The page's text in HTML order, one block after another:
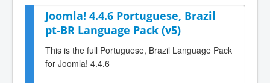
Joomla! 4.4.6 Portuguese, Brazil
pt-BR Language Pack (v5)
This is the full Portuguese, Brazil Language Pack
for Joomla! 4.4.6